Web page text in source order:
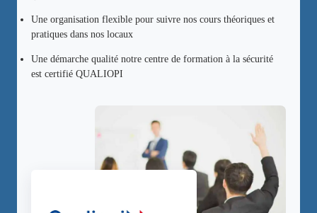
Une organisation flexible pour suivre nos cours théoriques et
pratiques dans nos locaux
Une démarche qualité notre centre de formation à la sécurité
est certifié QUALIOPI